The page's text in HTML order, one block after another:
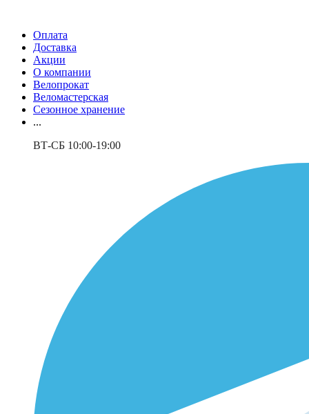
Оплата
Доставка
Акции
О компании
Велопрокат
Веломастерская
Сезонное хранение
...
ВТ-СБ 10:00-19:00